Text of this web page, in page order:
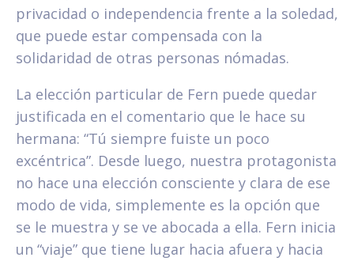
privacidad o independencia frente a la soledad,
que puede estar compensada con la
solidaridad de otras personas nómadas.
La elección particular de Fern puede quedar
justificada en el comentario que le hace su
hermana: “Tú siempre fuiste un poco
excéntrica”. Desde luego, nuestra protagonista
no hace una elección consciente y clara de ese
modo de vida, simplemente es la opción que
se le muestra y se ve abocada a ella. Fern inicia
un “viaje” que tiene lugar hacia afuera y hacia